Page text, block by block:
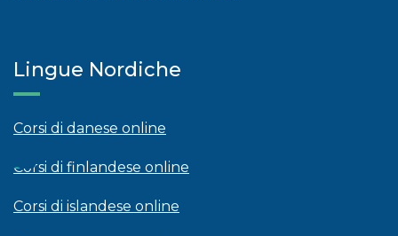
Lingue Nordiche
Corsi di danese online
Corsi di finlandese online
Corsi di islandese online